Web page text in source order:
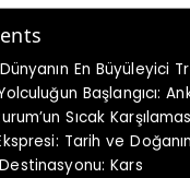
En Büyüleyici
Başlangıcı:
Sıcak
Tarih ve
Kars